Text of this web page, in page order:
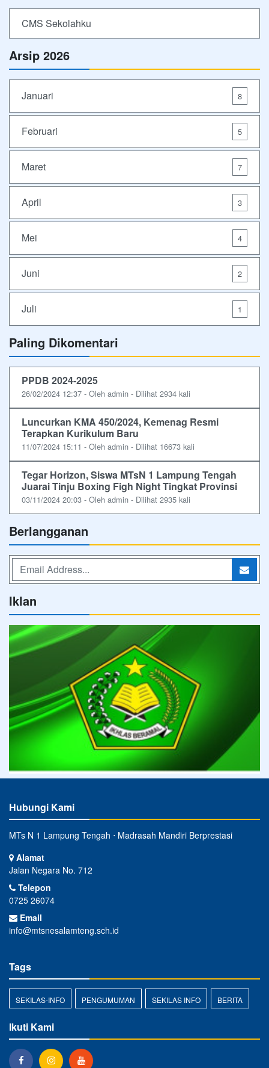
CMS Sekolahku
Arsip 2026
Januari 8
Februari 5
Maret 7
April 3
Mei 4
Juni 2
Juli 1
Paling Dikomentari
PPDB 2024-2025
26/02/2024 12:37 - Oleh admin - Dilihat 2934 kali
Luncurkan KMA 450/2024, Kemenag Resmi
Terapkan Kurikulum Baru
11/07/2024 15:11 - Oleh admin - Dilihat 16673 kali
Tegar Horizon, Siswa MTsN 1 Lampung Tengah
Juarai Tinju Boxing Figh Night Tingkat Provinsi
03/11/2024 20:03 - Oleh admin - Dilihat 2935 kali
Berlangganan
Iklan
Hubungi Kami
MTs N 1 Lampung Tengah ⋅ Madrasah Mandiri Berprestasi
Alamat
Jalan Negara No. 712
Telepon
0725 26074
Email
info@mtsnesalamteng.sch.id
Tags
SEKILAS-INFO PENGUMUMAN SEKILAS INFO BERITA
Ikuti Kami